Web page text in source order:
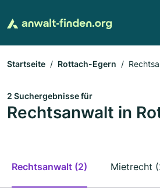
Startseite Rottach-Egern
2 Suchergebnisse für
Rechtsanwalt in
Rechtsanwalt (2) Mietrecht